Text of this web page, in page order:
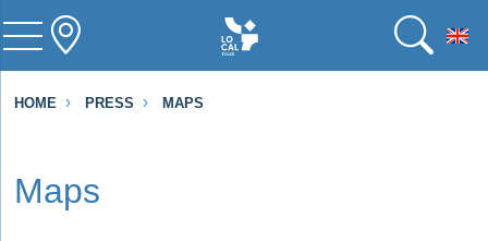
HOME PRESS MAPS
Maps